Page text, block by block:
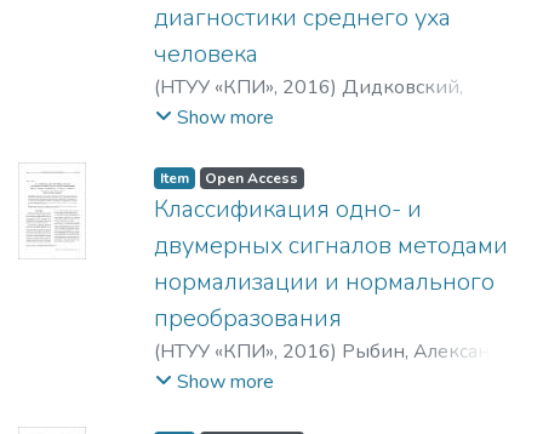
диагностики среднего уха
человека
(НТУУ «КПИ», 2016) Дидковский,
Виталий Семенович
S. A.
Show more
Item Open Access
Классификация одно- и
двумерных сигналов методами
нормализации и нормального
преобразования
(НТУУ «КПИ», 2016) Рыбин, Александр
Иванович;Мельник, Андрей
Show more